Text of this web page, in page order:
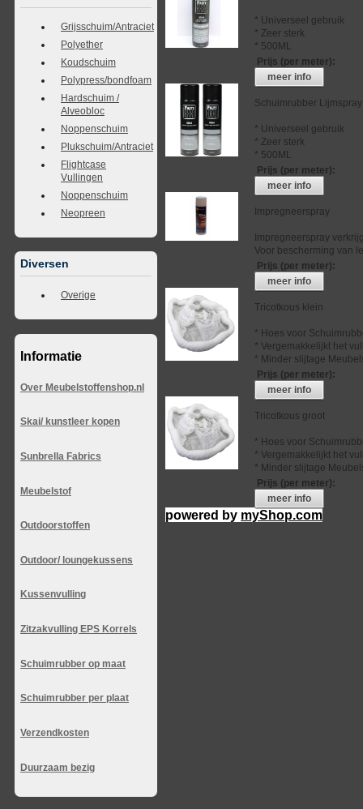
Grijsschuim/Antraciet
Polyether
Koudschuim
Polypress/bondfoam
Hardschuim /
Alveobloc
Noppenschuim
Plukschuim/Antraciet
Flightcase
Vullingen
Noppenschuim
Neopreen
Diversen
Overige
Informatie
Over Meubelstoffenshop.nl
Skai/ kunstleer kopen
Sunbrella Fabrics
Meubelstof
Outdoorstoffen
Outdoor/ loungekussens
Kussenvulling
Zitzakvulling EPS Korrels
Schuimrubber op maat
Schuimrubber per plaat
Verzendkosten
Duurzaam bezig
* Universeel gebruik
* Zeer sterk
* 500ML
Prijs (per meter):
meer info
Schuimrubber
* Universeel gebruik
* Zeer sterk
* 500ML
Prijs (per meter):
meer info
Impregneerspray
Impregneerspray
Voor bescherming van
Prijs (per meter):
meer info
Tricotkous klein
* Hoes voor
* Vergemakkelijkt het
* Minder slijtage
Prijs (per meter):
meer info
Tricotkous groot
* Hoes voor
* Vergemakkelijkt het
* Minder slijtage
Prijs (per meter):
meer info
powered by myShop.com